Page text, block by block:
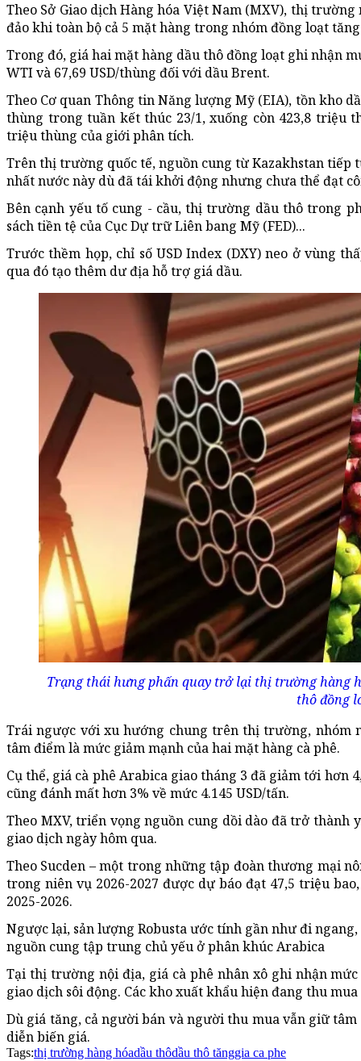
Theo Sở Giao dịch Hàng hóa Việt Nam (MXV), thị
đảo khi toàn bộ cả 5 mặt hàng trong nhóm đồng loạt
Trong đó, giá hai mặt hàng dầu thô đồng loạt ghi nhận
WTI và 67,69 USD/thùng đối với dầu Brent.
Theo Cơ quan Thông tin Năng lượng Mỹ (EIA), tồn kho
thùng trong tuần kết thúc 23/1, xuống còn 423,8 triệu
triệu thùng của giới phân tích.
Trên thị trường quốc tế, nguồn cung từ Kazakhstan tiếp
nhất nước này dù đã tái khởi động nhưng chưa thể đạt
Bên cạnh yếu tố cung - cầu, thị trường dầu thô trong
sách tiền tệ của Cục Dự trữ Liên bang Mỹ (FED)...
Trước thềm họp, chỉ số USD Index (DXY) neo ở vùng
qua đó tạo thêm dư địa hỗ trợ giá dầu.
Trạng thái hưng phấn quay trở lại thị trường hàng
thô đồng
Trái ngược với xu hướng chung trên thị trường, nhóm
tâm điểm là mức giảm mạnh của hai mặt hàng cà phê.
Cụ thể, giá cà phê Arabica giao tháng 3 đã giảm tới hơn
cũng đánh mất hơn 3% về mức 4.145 USD/tấn.
Theo MXV, triển vọng nguồn cung dồi dào đã trở
giao dịch ngày hôm qua.
Theo Sucden – một trong những tập đoàn thương mại
trong niên vụ 2026-2027 được dự báo đạt 47,5 triệu
2025-2026.
Ngược lại, sản lượng Robusta ước tính gần như đi
nguồn cung tập trung chủ yếu ở phân khúc Arabica
Tại thị trường nội địa, giá cà phê nhân xô ghi nhận
giao dịch sôi động. Các kho xuất khẩu hiện đang thu
Dù giá tăng, cả người bán và người thu mua vẫn giữ
diễn biến giá.
Tags:thị trường hàng hóadầu thôdầu thô tănggia ca phe